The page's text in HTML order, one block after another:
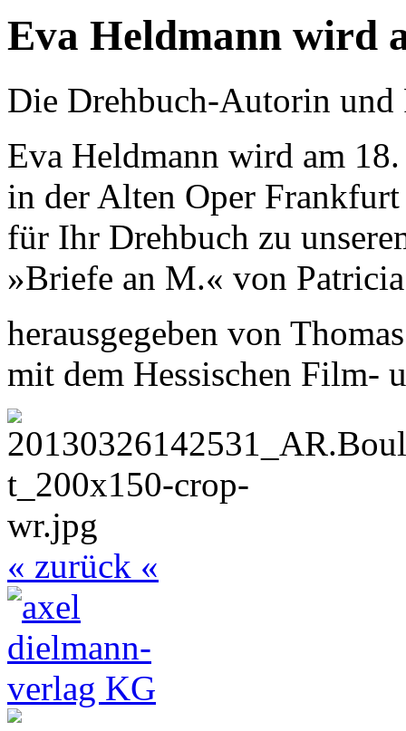
Eva Heldmann wird
Die Drehbuch-Autorin und
Eva Heldmann wird am
in der Alten Oper Frankfurt
für Ihr Drehbuch zu
»Briefe an M.« von
herausgegeben von
mit dem Hessischen Film-
« zurück «